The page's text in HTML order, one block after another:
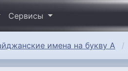
Сервисы
имена на букву А